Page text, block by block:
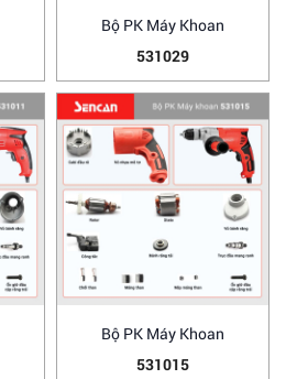
Bộ PK Máy Khoan
531029
Bộ PK Máy Khoan
531015